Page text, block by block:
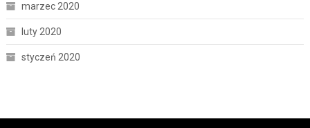
marzec 2020
luty 2020
styczeń 2020